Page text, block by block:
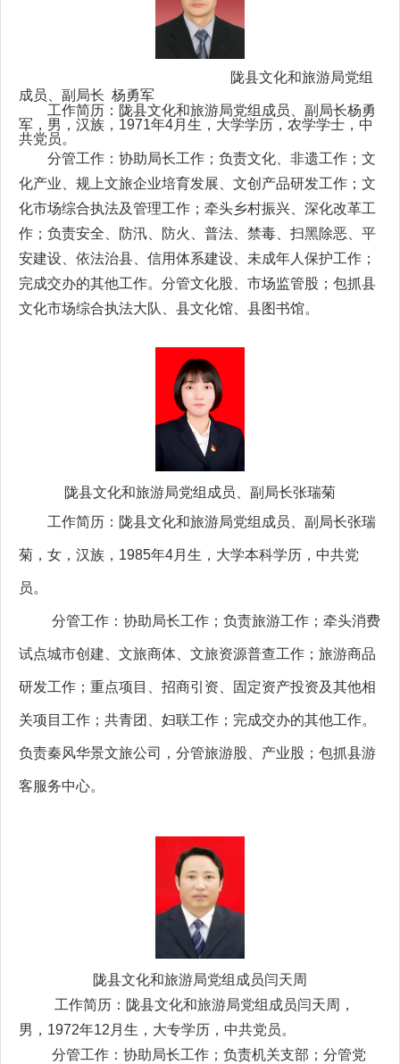
陇县文化和旅游局党组
成员、副局长 杨勇军
工作简历：陇县文化和旅游局党组成员、副局长杨勇
军，男，汉族，1971年4月生，大学学历，农学学士，中
共党员。
分管工作：协助局长工作；负责文化、非遗工作；文
化产业、规上文旅企业培育发展、文创产品研发工作；文
化市场综合执法及管理工作；牵头乡村振兴、深化改革工
作；负责安全、防汛、防火、普法、禁毒、扫黑除恶、平
安建设、依法治县、信用体系建设、未成年人保护工作；
完成交办的其他工作。分管文化股、市场监管股；包抓县
文化市场综合执法大队、县文化馆、县图书馆。
陇县文化和旅游局党组成员、副局长张瑞菊
工作简历：陇县文化和旅游局党组成员、副局长张瑞
菊，女，汉族，1985年4月生，大学本科学历，中共党
员。
分管工作：协助局长工作；负责旅游工作；牵头消费
试点城市创建、文旅商体、文旅资源普查工作；旅游商品
研发工作；重点项目、招商引资、固定资产投资及其他相
关项目工作；共青团、妇联工作；完成交办的其他工作。
负责秦风华景文旅公司，分管旅游股、产业股；包抓县游
客服务中心。
陇县文化和旅游局党组成员闫天周
工作简历：陇县文化和旅游局党组成员闫天周，
男，1972年12月生，大专学历，中共党员。
分管工作：协助局长工作；负责机关支部；分管党